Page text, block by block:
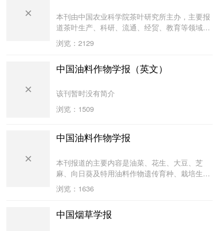
刊，中国期刊全文数据库全文收录期刊，中文科
技期刊数据库收录期刊。
本刊由中国农业科学院茶叶研究所主办，主要报
道茶叶生产、科研、流通、经贸、教育等领域的
实用技术、先进经验、最新研究成果和新方法，
以及茶文化、茶与健康、茶叶基础理论、学术动
叶经营者、茶厂（场）员工、茶农和茶艺工作
员、茶叶院校师生的参考资料。
浏览：2129
中国油料作物学报（英文）
该刊暂时没有简介
浏览：1509
中国油料作物学报
本刊报道的主要内容是油菜、花生、大豆、芝
麻、向日葵及特用油料作物遗传育种、栽培生
理、作物营养、品种资源、植物保护、生化测
试、加工利用等有关论文、研究报告、研究简报
浏览：1636
中国烟草学报